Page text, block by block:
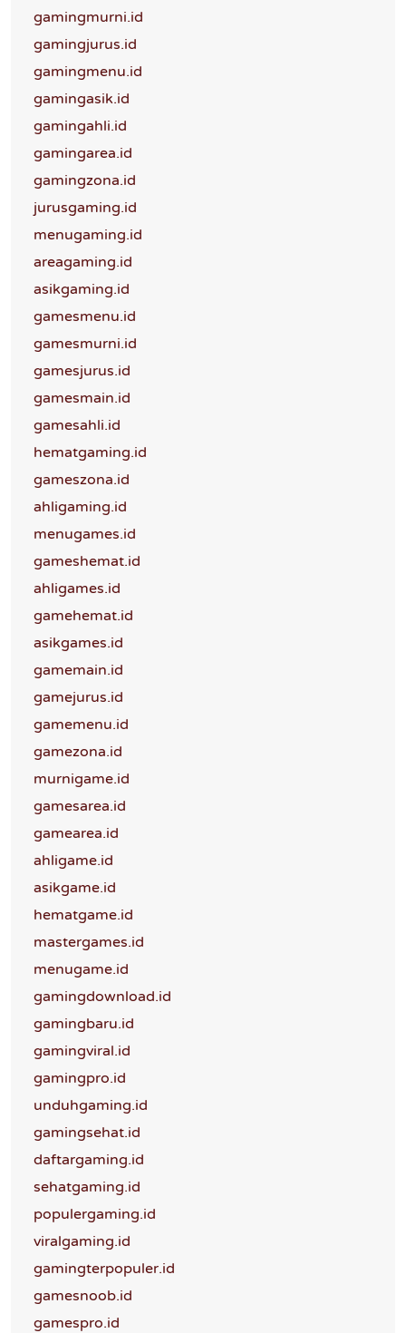
gamingmurni.id
gamingjurus.id
gamingmenu.id
gamingasik.id
gamingahli.id
gamingarea.id
gamingzona.id
jurusgaming.id
menugaming.id
areagaming.id
asikgaming.id
gamesmenu.id
gamesmurni.id
gamesjurus.id
gamesmain.id
gamesahli.id
hematgaming.id
gameszona.id
ahligaming.id
menugames.id
gameshemat.id
ahligames.id
gamehemat.id
asikgames.id
gamemain.id
gamejurus.id
gamemenu.id
gamezona.id
murnigame.id
gamesarea.id
gamearea.id
ahligame.id
asikgame.id
hematgame.id
mastergames.id
menugame.id
gamingdownload.id
gamingbaru.id
gamingviral.id
gamingpro.id
unduhgaming.id
gamingsehat.id
daftargaming.id
sehatgaming.id
populergaming.id
viralgaming.id
gamingterpopuler.id
gamesnoob.id
gamespro.id